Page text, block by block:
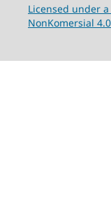
Licensed under
NonKomersial